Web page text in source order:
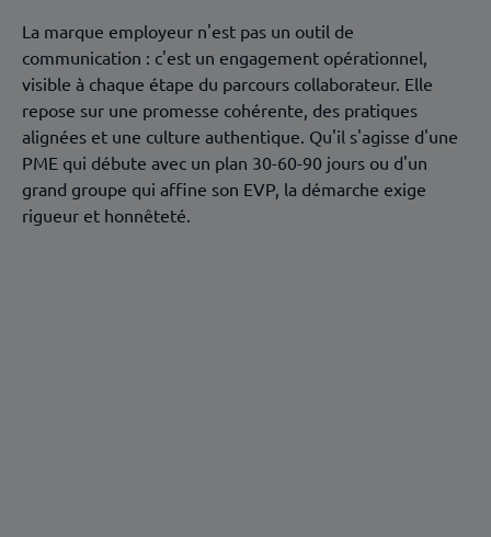
La marque employeur n'est pas un outil de
communication : c'est un engagement opérationnel,
visible à chaque étape du parcours collaborateur. Elle
repose sur une promesse cohérente, des pratiques
alignées et une culture authentique. Qu'il s'agisse d'une
PME qui débute avec un plan 30-60-90 jours ou d'un
grand groupe qui affine son EVP, la démarche exige
rigueur et honnêteté.